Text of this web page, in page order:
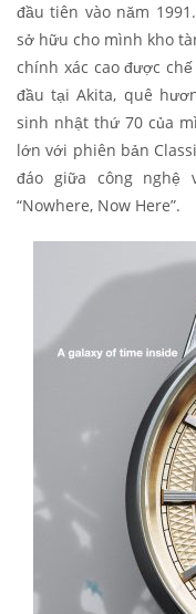
đầu tiên vào năm
sở hữu cho mình kho
chính xác cao được
đầu tại Akita, quê
sinh nhật thứ 70 của
lớn với phiên bản
đáo giữa công
“Nowhere, Now Here”.